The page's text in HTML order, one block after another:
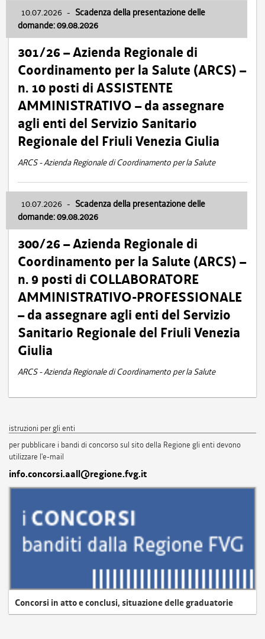
10.07.2026 - Scadenza della presentazione delle
domande: 09.08.2026
301/26 – Azienda Regionale di
Coordinamento per la Salute (ARCS) –
n. 10 posti di ASSISTENTE
AMMINISTRATIVO – da assegnare
agli enti del Servizio Sanitario
Regionale del Friuli Venezia Giulia
ARCS - Azienda Regionale di Coordinamento per la Salute
10.07.2026 - Scadenza della presentazione delle
domande: 09.08.2026
300/26 – Azienda Regionale di
Coordinamento per la Salute (ARCS) –
n. 9 posti di COLLABORATORE
AMMINISTRATIVO-PROFESSIONALE
– da assegnare agli enti del Servizio
Sanitario Regionale del Friuli Venezia
Giulia
ARCS - Azienda Regionale di Coordinamento per la Salute
istruzioni per gli enti
per pubblicare i bandi di concorso sul sito della Regione gli enti devono
utilizzare l'e-mail
info.concorsi.aall@regione.fvg.it
Concorsi in atto e conclusi, situazione delle graduatorie